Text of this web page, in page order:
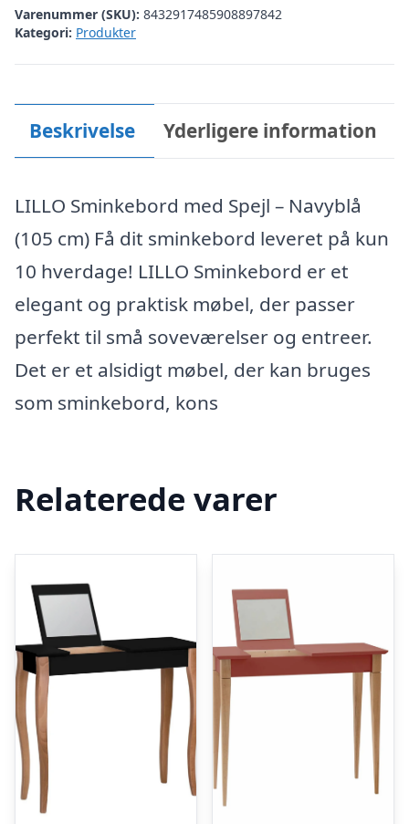
Varenummer (SKU): 8432917485908897842
Kategori: Produkter
Beskrivelse Yderligere information
LILLO Sminkebord med Spejl – Navyblå
(105 cm) Få dit sminkebord leveret på kun
10 hverdage! LILLO Sminkebord er et
elegant og praktisk møbel, der passer
perfekt til små soveværelser og entreer.
Det er et alsidigt møbel, der kan bruges
som sminkebord, kons
Relaterede varer